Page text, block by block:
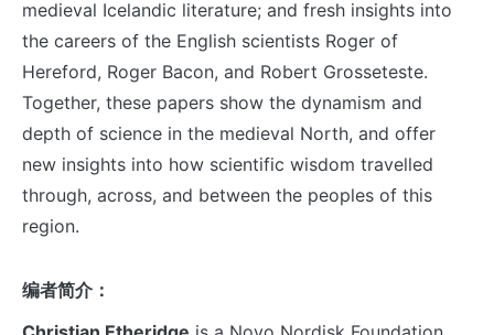
medieval Icelandic literature; and fresh insights into
the careers of the English scientists Roger of
Hereford, Roger Bacon, and Robert Grosseteste.
Together, these papers show the dynamism and
depth of science in the medieval North, and offer
new insights into how scientific wisdom travelled
through, across, and between the peoples of this
region.
编者简介：